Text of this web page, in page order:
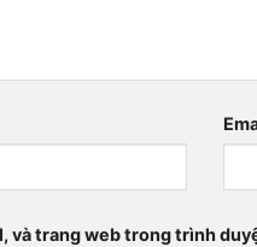
và trang web trong trình